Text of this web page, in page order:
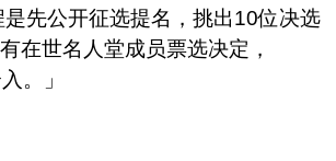
先公开征选提名，挑出10位决选
在世名人堂成员票选决定，
。」